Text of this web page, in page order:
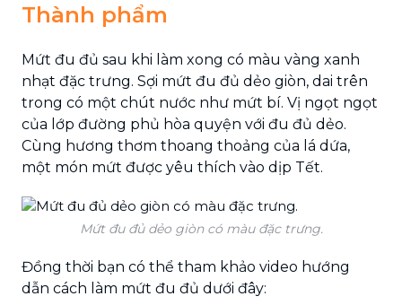
Thành phẩm
Mứt đu đủ sau khi làm xong có màu vàng xanh
nhạt đặc trưng. Sợi mứt đu đủ dẻo giòn, dai trên
trong có một chút nước như mứt bí. Vị ngọt ngọt
của lớp đường phủ hòa quyện với đu đủ dẻo.
Cùng hương thơm thoang thoảng của lá dứa,
một món mứt được yêu thích vào dịp Tết.
Mứt đu đủ dẻo giòn có màu đặc trưng.
Đồng thời bạn có thể tham khảo video hướng
dẫn cách làm mứt đu đủ dưới đây: